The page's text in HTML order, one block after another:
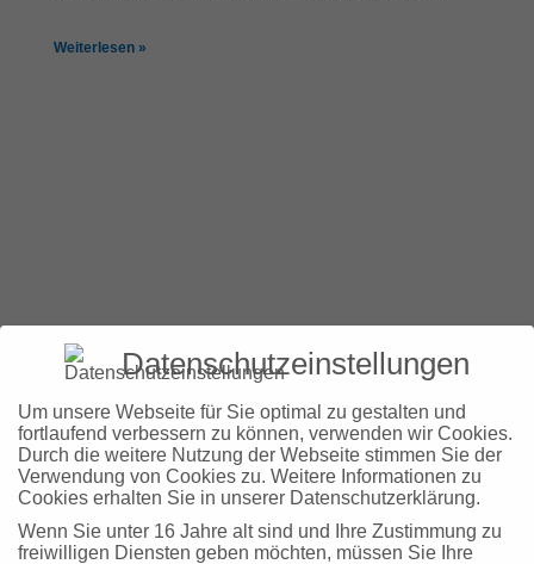
Weiterlesen »
Datenschutzeinstellungen
Um unsere Webseite für Sie optimal zu gestalten und
fortlaufend verbessern zu können, verwenden wir Cookies.
Durch die weitere Nutzung der Webseite stimmen Sie der
Verwendung von Cookies zu. Weitere Informationen zu
Cookies erhalten Sie in unserer Datenschutzerklärung.
Wenn Sie unter 16 Jahre alt sind und Ihre Zustimmung zu
freiwilligen Diensten geben möchten, müssen Sie Ihre